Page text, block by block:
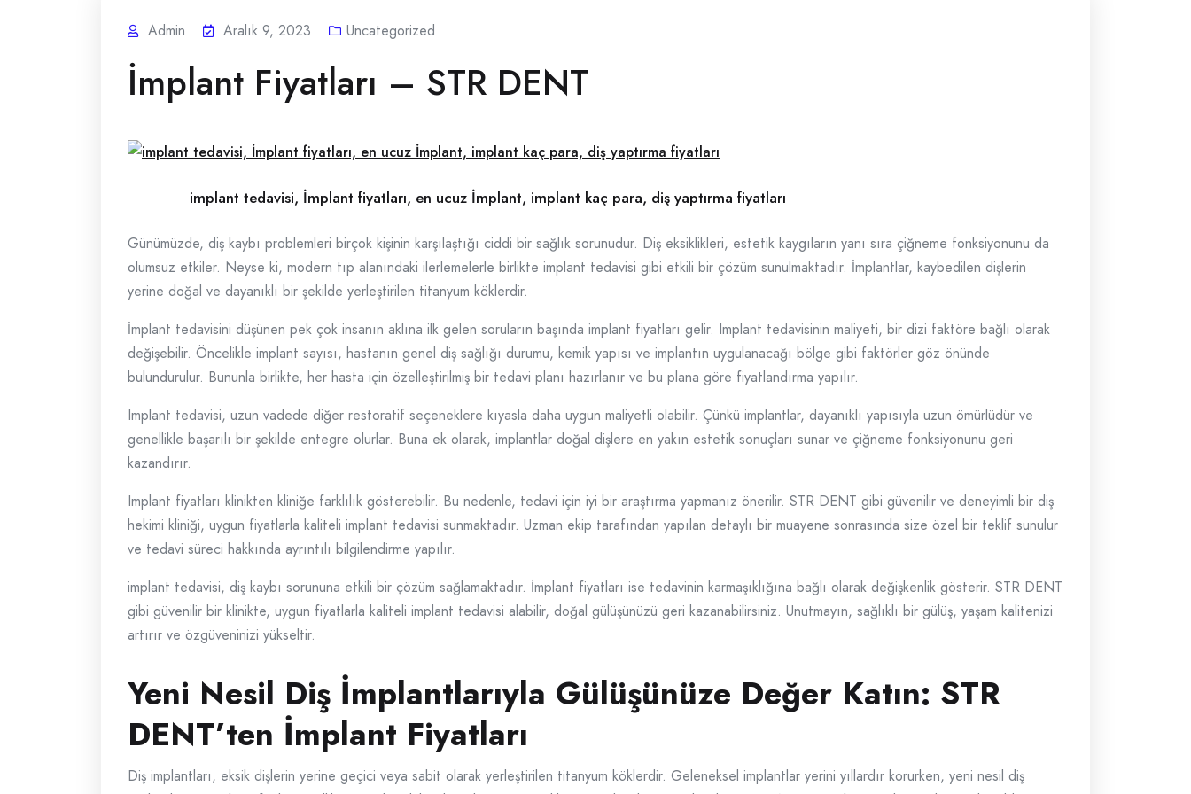
Admin Aralık 9, 2023 Uncategorized
İmplant Fiyatları – STR DENT
implant tedavisi, İmplant fiyatları, en ucuz İmplant, implant kaç para, diş yaptırma fiyatları
Günümüzde, diş kaybı problemleri birçok kişinin karşılaştığı ciddi bir sağlık sorunudur. Diş eksiklikleri, estetik kaygıların yanı sıra çiğneme fonksiyonunu da
olumsuz etkiler. Neyse ki, modern tıp alanındaki ilerlemelerle birlikte implant tedavisi gibi etkili bir çözüm sunulmaktadır. İmplantlar, kaybedilen dişlerin
yerine doğal ve dayanıklı bir şekilde yerleştirilen titanyum köklerdir.
İmplant tedavisini düşünen pek çok insanın aklına ilk gelen soruların başında implant fiyatları gelir. Implant tedavisinin maliyeti, bir dizi faktöre bağlı olarak
değişebilir. Öncelikle implant sayısı, hastanın genel diş sağlığı durumu, kemik yapısı ve implantın uygulanacağı bölge gibi faktörler göz önünde
bulundurulur. Bununla birlikte, her hasta için özelleştirilmiş bir tedavi planı hazırlanır ve bu plana göre fiyatlandırma yapılır.
Implant tedavisi, uzun vadede diğer restoratif seçeneklere kıyasla daha uygun maliyetli olabilir. Çünkü implantlar, dayanıklı yapısıyla uzun ömürlüdür ve
genellikle başarılı bir şekilde entegre olurlar. Buna ek olarak, implantlar doğal dişlere en yakın estetik sonuçları sunar ve çiğneme fonksiyonunu geri
kazandırır.
Implant fiyatları klinikten kliniğe farklılık gösterebilir. Bu nedenle, tedavi için iyi bir araştırma yapmanız önerilir. STR DENT gibi güvenilir ve deneyimli bir diş
hekimi kliniği, uygun fiyatlarla kaliteli implant tedavisi sunmaktadır. Uzman ekip tarafından yapılan detaylı bir muayene sonrasında size özel bir teklif sunulur
ve tedavi süreci hakkında ayrıntılı bilgilendirme yapılır.
implant tedavisi, diş kaybı sorununa etkili bir çözüm sağlamaktadır. İmplant fiyatları ise tedavinin karmaşıklığına bağlı olarak değişkenlik gösterir. STR DENT
gibi güvenilir bir klinikte, uygun fiyatlarla kaliteli implant tedavisi alabilir, doğal gülüşünüzü geri kazanabilirsiniz. Unutmayın, sağlıklı bir gülüş, yaşam kalitenizi
artırır ve özgüveninizi yükseltir.
Yeni Nesil Diş İmplantlarıyla Gülüşünüze Değer Katın: STR
DENT’ten İmplant Fiyatları
Diş implantları, eksik dişlerin yerine geçici veya sabit olarak yerleştirilen titanyum köklerdir. Geleneksel implantlar yerini yıllardır korurken, yeni nesil diş